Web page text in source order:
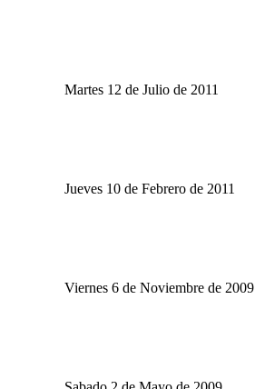
Martes 12 de Julio de 2011
Jueves 10 de Febrero de 2011
Viernes 6 de Noviembre de 2009